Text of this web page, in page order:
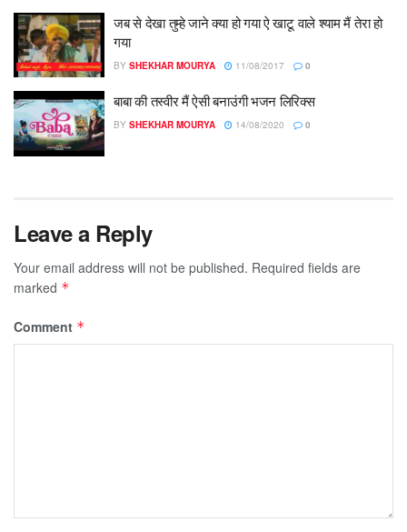
जब से देखा तुम्हे जाने क्या हो गया ऐ खाटू वाले श्याम मैं तेरा हो
गया
BY SHEKHAR MOURYA 11/08/2017 0
बाबा की तस्वीर मैं ऐसी बनाउंगी भजन लिरिक्स
BY SHEKHAR MOURYA 14/08/2020 0
Leave a Reply
Your email address will not be published. Required fields are
marked *
Comment *